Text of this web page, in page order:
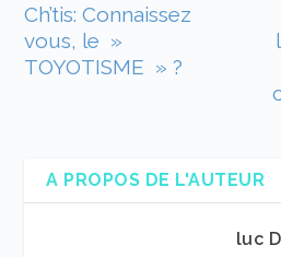
Ch’tis: Connaissez
vous, le »
TOYOTISME » ?
A PROPOS DE L'AUTEUR
luc